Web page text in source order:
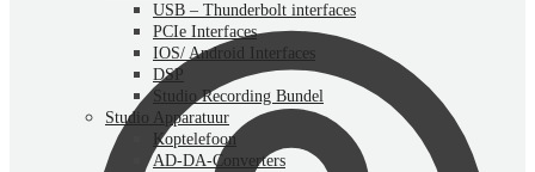
USB – Thunderbolt interfaces
PCIe Interfaces
IOS/ Android Interfaces
DSP
Studio Recording Bundel
Studio Apparatuur
Koptelefoon
AD-DA-Converters